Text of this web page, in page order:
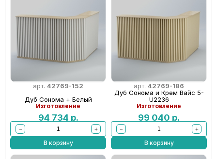
арт. 42769-152
Дуб Сонома + Белый
Изготовление
94 734 р.
−
+
В корзину
арт. 42769-186
Дуб Сонома и Крем Вайс 5-
U2236
Изготовление
99 040 р.
−
+
В корзину